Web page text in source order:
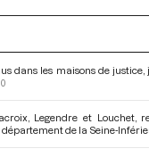
dans les maisons de justice,
Legendre et Louchet,
département de la Seine-